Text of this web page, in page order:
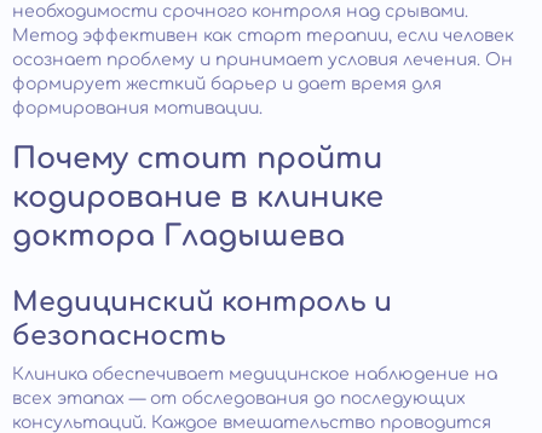
необходимости срочного контроля над срывами.
Метод эффективен как старт терапии, если человек
осознает проблему и принимает условия лечения. Он
формирует жесткий барьер и дает время для
формирования мотивации.
Почему стоит пройти
кодирование в клинике
доктора Гладышева
Медицинский контроль и
безопасность
Клиника обеспечивает медицинское наблюдение на
всех этапах — от обследования до последующих
консультаций. Каждое вмешательство проводится